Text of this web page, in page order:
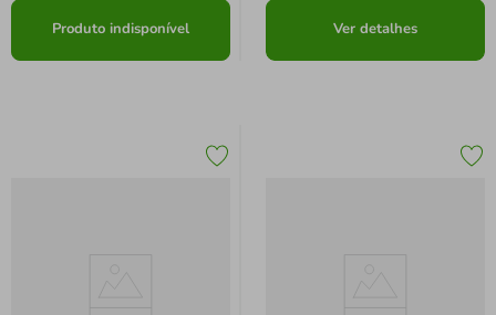
Produto indisponível Ver detalhes